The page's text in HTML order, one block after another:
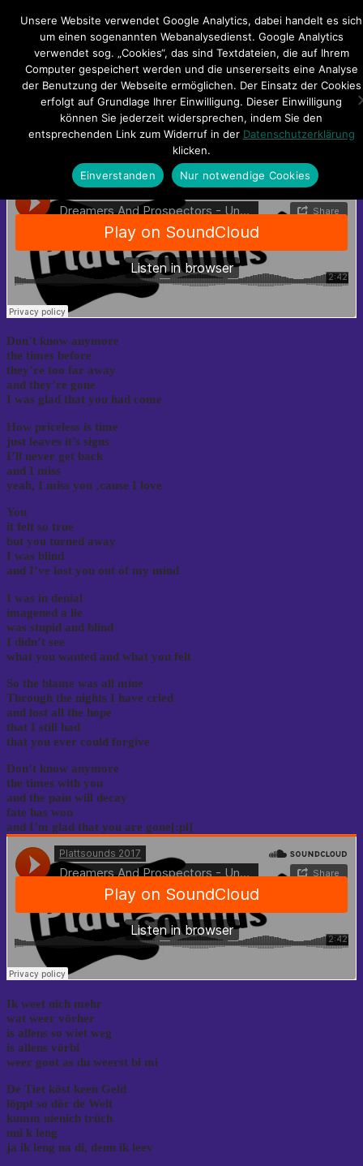
Impressum Datenschutzerklärung
Teilnahmebedingungen
Sitemap
Kontakt
Dreamers & Prospectors – Uns Tiet
Don’t know anymore
the times before
they’re too far away
and they’re gone
I was glad that you had come
How priceless is time
just leaves it’s signs
I’ll never get back
and I miss
yeah, I miss you ‚cause I love
You
it felt so true
but you turned away
I was blind
and I’ve lost you out of my mind
I was in denial
imagened a lie
was stupid and blind
I didn’t see
what you wanted and what you felt
So the blame was all mine
Through the nights I have cried
and lost all the hope
that I still had
that you ever could forgive
Don’t know anymore
the times with you
and the pain will decay
fate has won
and I’m glad that you are gone[:pl]
Ik weet nich mehr
wat weer vörher
is allens so wiet weg
is allens vörbi
weer goot as du weerst bi mi
De Tiet köst keen Geld
löppt so dör de Welt
kumm nienich trüch
uni k leng
ja ik leng na di, denn ik leev
Hauptmenü
Unsere Website verwendet Google Analytics, dabei handelt es sich
um einen sogenannten Webanalysedienst. Google Analytics
verwendet sog. „Cookies“, das sind Textdateien, die auf Ihrem
Computer gespeichert werden und die unsererseits eine Analyse
der Benutzung der Webseite ermöglichen. Der Einsatz der Cookies
erfolgt auf Grundlage Ihrer Einwilligung. Dieser Einwilligung
können Sie jederzeit widersprechen, indem Sie den
entsprechenden Link zum Widerruf in der Datenschutzerklärung
klicken.
Einverstanden
Nur notwendige Cookies